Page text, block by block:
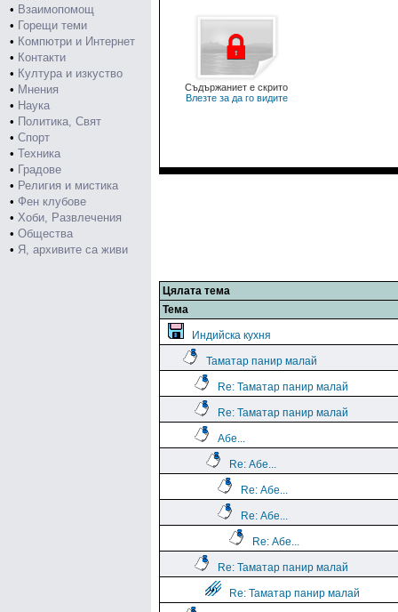
• Взаимопомощ
• Горещи теми
• Компютри и Интернет
• Контакти
• Култура и изкуство
• Мнения
• Наука
• Политика, Свят
• Спорт
• Техника
• Градове
• Религия и мистика
• Фен клубове
• Хоби, Развлечения
• Общества
• Я, архивите са живи
Съдържаниет е скрито
Влезте за да го видите
Цялата тема
Тема
Индийска кухня
Таматар панир малай
Re: Таматар панир малай
Re: Таматар панир малай
Абе...
Re: Абе...
Re: Абе...
Re: Абе...
Re: Абе...
Re: Таматар панир малай
Re: Таматар панир малай